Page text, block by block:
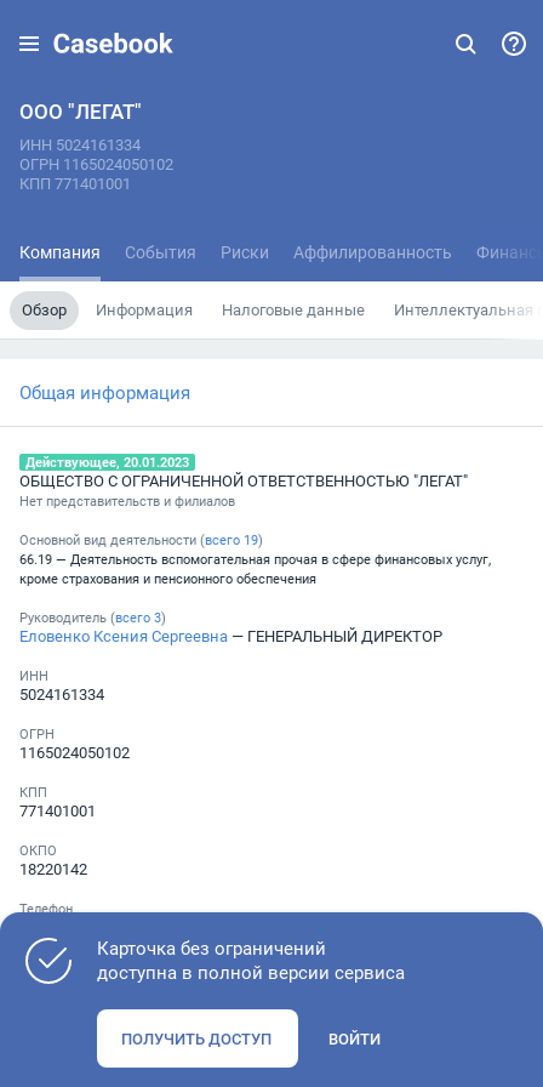
ООО "ЛЕГАТ"
ИНН 5024161334
ОГРН 1165024050102
КПП 771401001
Компания События Риски Аффилированность
Обзор Информация Налоговые данные Интеллектуальная
Общая информация
Действующее, 20.01.2023
ОБЩЕСТВО С ОГРАНИЧЕННОЙ ОТВЕТСТВЕННОСТЬЮ "ЛЕГАТ"
Нет представительств и филиалов
Основной вид деятельности (всего 19)
66.19 — Деятельность вспомогательная прочая в сфере финансовых услуг,
кроме страхования и пенсионного обеспечения
Руководитель (всего 3)
Еловенко Ксения Сергеевна — ГЕНЕРАЛЬНЫЙ ДИРЕКТОР
ИНН
5024161334
ОГРН
1165024050102
КПП
771401001
ОКПО
18220142
Телефон
Как оценить состояние компании
Карточка без ограничений
доступна в полной версии сервиса
ПОЛУЧИТЬ ДОСТУП ВОЙТИ